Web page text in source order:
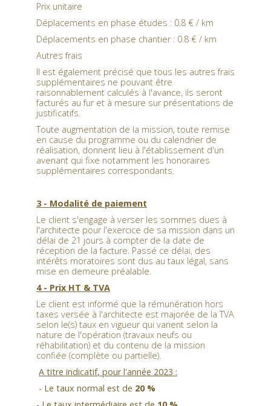
Prix unitaire
Déplacements en phase études : 0.8 € / km
Déplacements en phase chantier : 0.8 € / km
Autres frais
Il est également précisé que tous les autres frais
supplémentaires ne pouvant être
raisonnablement calculés à l'avance, ils seront
facturés au fur et à mesure sur présentations de
justificatifs.
Toute augmentation de la mission, toute remise
en cause du programme ou du calendrier de
réalisation, donnent lieu à l'établissement d'un
avenant qui fixe notamment les honoraires
supplémentaires correspondants.
3 - Modalité de paiement
Le client s'engage à verser les sommes dues à
l'architecte pour l'exercice de sa mission dans un
délai de 21 jours à compter de la date de
réception de la facture. Passé ce délai, des
intérêts moratoires sont dus au taux légal, sans
mise en demeure préalable.
4 - Prix HT & TVA
Le client est informé que la rémunération hors
taxes versée à l'architecte est majorée de la TVA
selon le(s) taux en vigueur qui varient selon la
nature de l'opération (travaux neufs ou
réhabilitation) et du contenu de la mission
confiée (complète ou partielle).
A titre indicatif, pour l'année 2023 :
- Le taux normal est de 20 %